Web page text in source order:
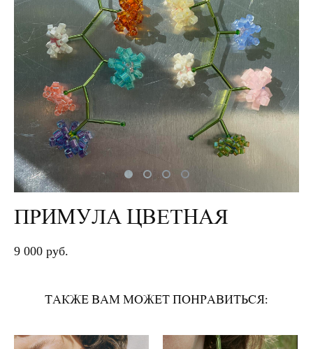
ПРИМУЛА ЦВЕТНАЯ
9 000 pуб.
ТАКЖЕ ВАМ МОЖЕТ ПОНРАВИТЬСЯ: